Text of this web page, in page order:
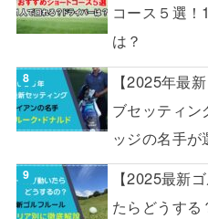
コース５選
は？
【2025年最
ブセッティン
ッジの名手が
【2025最新
たらどうする